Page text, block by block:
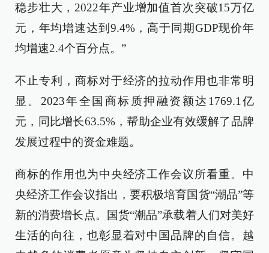
稳步壮大，2022年产业增加值首次突破15万亿
元，年均增速达到9.4%，高于同期GDP现价年
均增速2.4个百分点。”
不止专利，商标对于经济的拉动作用也非常明
显。2023年全国商标质押融资额达1769.1亿
元，同比增长63.5%，帮助企业有效缓解了品牌
发展过程中的资金难题。
商标的作用也为中央经济工作会议所看重。中
央经济工作会议指出，要积极培育国货“潮品”等
新的消费增长点。国货“潮品”承载着人们对美好
生活的向往，也彰显着对中国品牌的自信。越